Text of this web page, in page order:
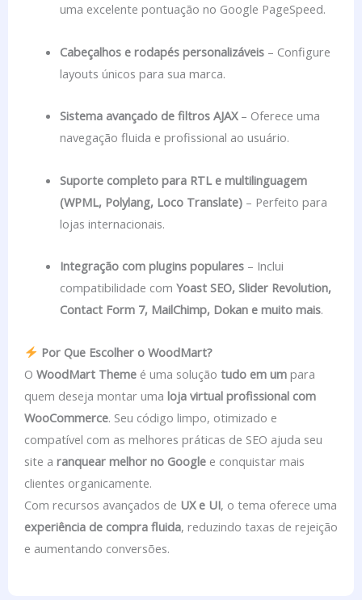
uma excelente pontuação no Google PageSpeed.
Cabeçalhos e rodapés personalizáveis– Configure
layouts únicos para sua marca.
Sistema avançado de filtros AJAX– Oferece uma
navegação fluida e profissional ao usuário.
Suporte completo para RTL e multilinguagem
(WPML, Polylang, Loco Translate)– Perfeito para
lojas internacionais.
Integração com plugins populares– Inclui
compatibilidade com Yoast SEO, Slider Revolution,
Contact Form 7, MailChimp, Dokan e muito mais.
Por Que Escolher o WoodMart?
O WoodMart Theme é uma solução tudo em um para
quem deseja montar uma loja virtual profissional com
WooCommerce. Seu código limpo, otimizado e
compatível com as melhores práticas de SEO ajuda seu
site a ranquear melhor no Google e conquistar mais
clientes organicamente.
Com recursos avançados de UX e UI, o tema oferece uma
experiência de compra fluida, reduzindo taxas de rejeição
e aumentando conversões.